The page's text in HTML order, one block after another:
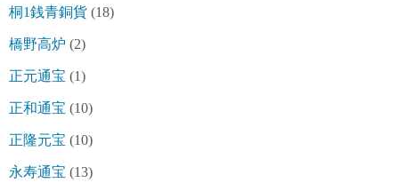
桐1銭青銅貨 (18)
橋野高炉 (2)
正元通宝 (1)
正和通宝 (10)
正隆元宝 (10)
永寿通宝 (13)